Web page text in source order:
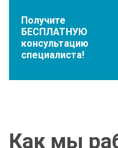
Получите
БЕСПЛАТНУЮ
консультацию
специалиста!
Как мы